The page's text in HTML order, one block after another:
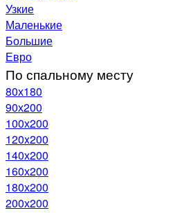
Узкие
Маленькие
Большие
Евро
По спальному месту
80х180
90х200
100х200
120x200
140х200
160х200
180х200
200х200